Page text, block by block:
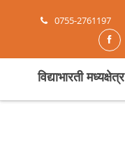
0755-2761197
विद्याभारती मध्यक्षेत्र